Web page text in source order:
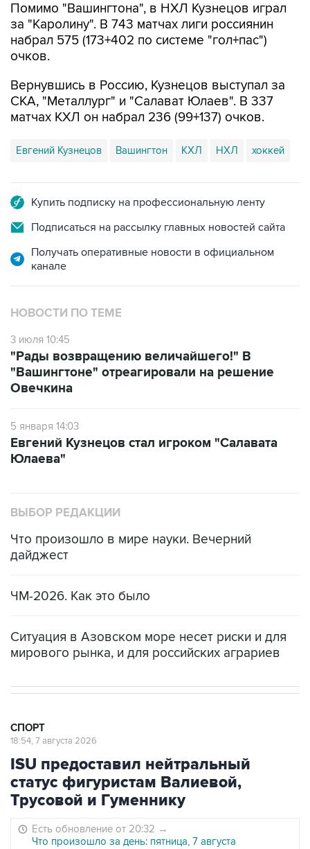
Помимо "Вашингтона", в НХЛ Кузнецов играл
за "Каролину". В 743 матчах лиги россиянин
набрал 575 (173+402 по системе "гол+пас")
очков.
Вернувшись в Россию, Кузнецов выступал за
СКА, "Металлург" и "Салават Юлаев". В 337
матчах КХЛ он набрал 236 (99+137) очков.
Евгений Кузнецов Вашингтон КХЛ НХЛ хоккей
Купить подписку на профессиональную ленту
Подписаться на рассылку главных новостей сайта
Получать оперативные новости в официальном
канале
НОВОСТИ ПО ТЕМЕ
3 июля 10:45
"Рады возвращению величайшего!" В
"Вашингтоне" отреагировали на решение
Овечкина
5 января 14:03
Евгений Кузнецов стал игроком "Салавата
Юлаева"
ВЫБОР РЕДАКЦИИ
Что произошло в мире науки. Вечерний
дайджест
ЧМ-2026. Как это было
Ситуация в Азовском море несет риски и для
мирового рынка, и для российских аграриев
СПОРТ
18:54, 7 августа 2026
ISU предоставил нейтральный
статус фигуристам Валиевой,
Трусовой и Гуменнику
Есть обновление от 20:32 →
Что произошло за день: пятница, 7 августа